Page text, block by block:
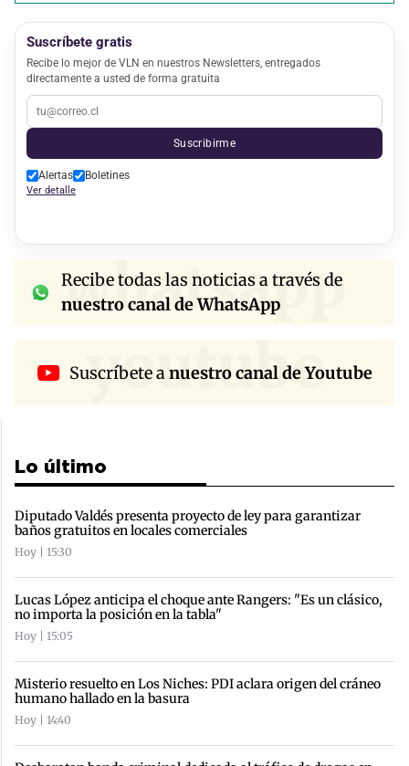
Suscríbete gratis
Recibe lo mejor de VLN en nuestros Newsletters, entregados
directamente a usted de forma gratuita
Suscribirme
Alertas Boletines
Ver detalle
whatsapp
Recibe todas las noticias a través de
nuestro canal de WhatsApp
youtube
Suscríbete anuestro canal de Youtube
Lo último
Diputado Valdés presenta proyecto de ley para garantizar
baños gratuitos en locales comerciales
Hoy | 15:30
Lucas López anticipa el choque ante Rangers: "Es un clásico,
no importa la posición en la tabla"
Hoy | 15:05
Misterio resuelto en Los Niches: PDI aclara origen del cráneo
humano hallado en la basura
Hoy | 14:40